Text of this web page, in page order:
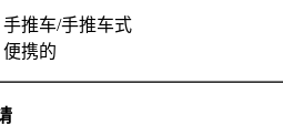
手推车/手推车式
便携的